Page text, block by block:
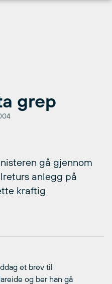
grep
gå gjennom
anlegg på
kraftig
et brev til
og ber han gå